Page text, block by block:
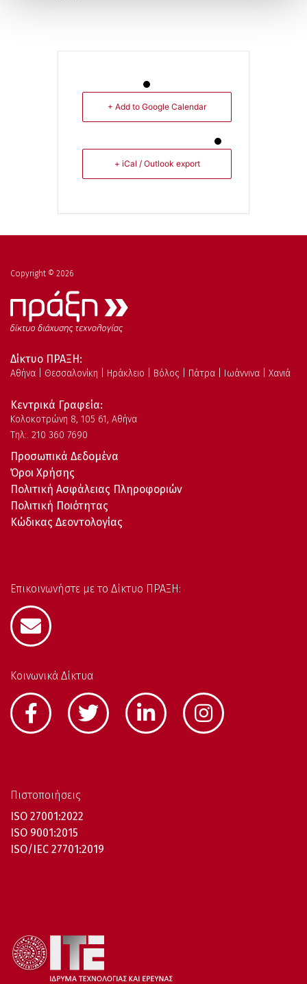
+ Add to Google Calendar
+ iCal / Outlook export
Copyright © 2026
Δίκτυο ΠΡΑΞΗ:
Αθήνα | Θεσσαλονίκη | Ηράκλειο | Βόλος | Πάτρα | Ιωάννινα | Χανιά
Κεντρικά Γραφεία:
Kολοκοτρώνη 8, 105 61, Αθήνα
Τηλ:. 210 360 7690
Προσωπικά Δεδομένα
Όροι Χρήσης
Πολιτική Ασφάλειας Πληροφοριών
Πολιτική Ποιότητας
Κώδικας Δεοντολογίας
Επικοινωνήστε με το Δίκτυο ΠΡΑΞΗ:
Κοινωνικά Δίκτυα
Πιστοποιήσεις
ISO 27001:2022
ISO 9001:2015
ISO/IEC 27701:2019